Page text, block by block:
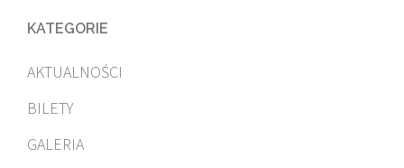
KATEGORIE
AKTUALNOŚCI
BILETY
GALERIA